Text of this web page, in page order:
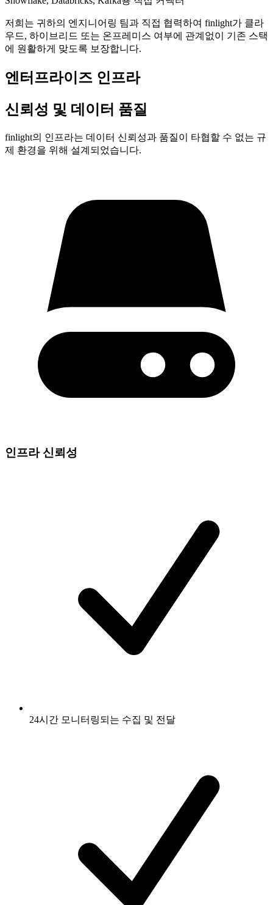
저희는 귀하의 엔지니어링 팀과 직접 협력하여 finlight가 클라
우드, 하이브리드 또는 온프레미스 여부에 관계없이 기존 스택
에 원활하게 맞도록 보장합니다.
엔터프라이즈 인프라
신뢰성 및 데이터 품질
finlight의 인프라는 데이터 신뢰성과 품질이 타협할 수 없는 규
제 환경을 위해 설계되었습니다.
인프라 신뢰성
24시간 모니터링되는 수집 및 전달